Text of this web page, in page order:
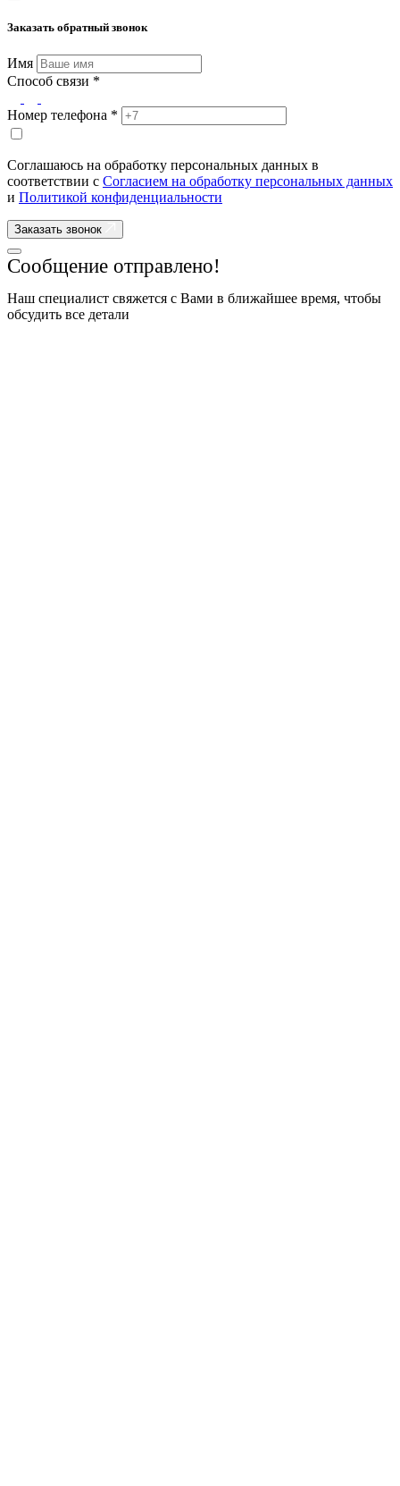
Заказать обратный звонок
Имя
Способ связи *
Номер телефона *
Соглашаюсь на обработку персональных данных в
соответствии с Согласием на обработку персональных данных
и Политикой конфиденциальности
Заказать звонок
Сообщение отправлено!
Наш специалист свяжется с Вами в ближайшее время, чтобы
обсудить все детали